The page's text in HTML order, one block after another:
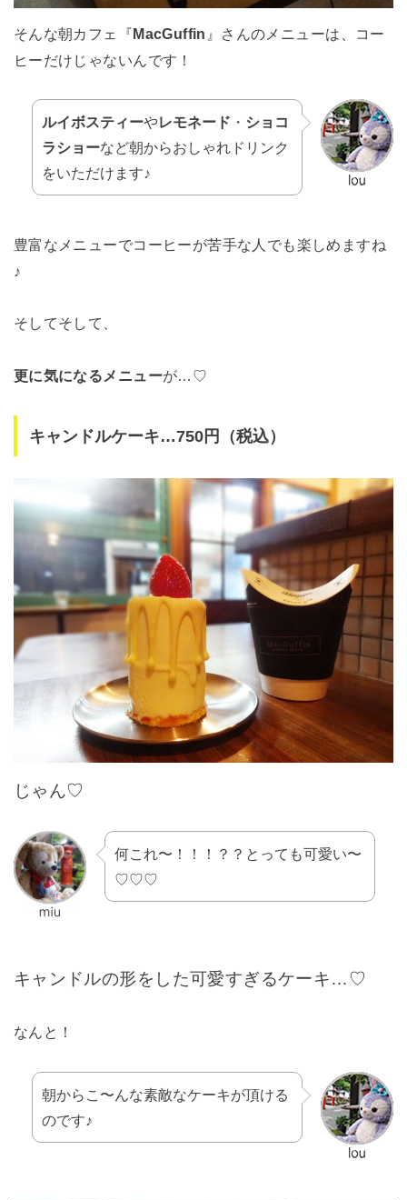
そんな朝カフェ『MacGuffin 』さんのメニューは、コー
ヒーだけじゃないんです！
ルイボスティーやレモネード ・ ショコ
ラショーなど朝からおしゃれドリンク
をいただけます♪
豊富なメニューでコーヒーが苦手な人でも楽しめますね
♪
そしてそして、
更に気になるメニューが…♡
キャンドルケーキ…750円（税込）
じゃん♡
何これ〜！！！？？とっても可愛い〜
♡♡♡
キャンドルの形をした可愛すぎるケーキ…♡
なんと！
朝からこ〜んな素敵なケーキが頂ける
のです♪